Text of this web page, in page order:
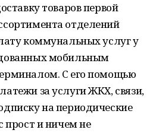
товаров первой
отделений
коммунальных услуг у
мобильным
С его помощью
за услуги ЖКХ, связи,
на периодические
прост и ничем не